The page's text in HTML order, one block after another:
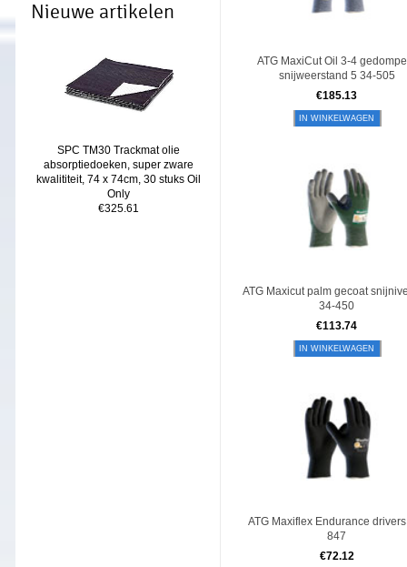
Nieuwe artikelen
SPC TM30 Trackmat olie
absorptiedoeken, super zware
kwalititeit, 74 x 74cm, 30 stuks Oil
Only
€325.61
ATG MaxiCut Oil 3-4
snijweerstand 5 34-505
€185.13
IN WINKELWAGEN
ATG Maxicut palm gecoat
34-450
€113.74
IN WINKELWAGEN
ATG Maxiflex Endurance
847
€72.12